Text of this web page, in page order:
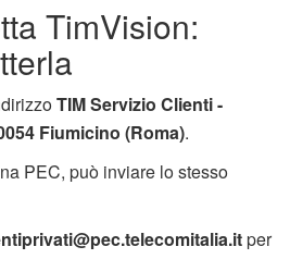
TimVision:
TIM Servizio Clienti -
Fiumicino (Roma).
PEC, può inviare lo stesso
per